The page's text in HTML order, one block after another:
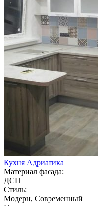
Кухня Адриатика
Материал фасада:
ДСП
Стиль:
Модерн, Современный